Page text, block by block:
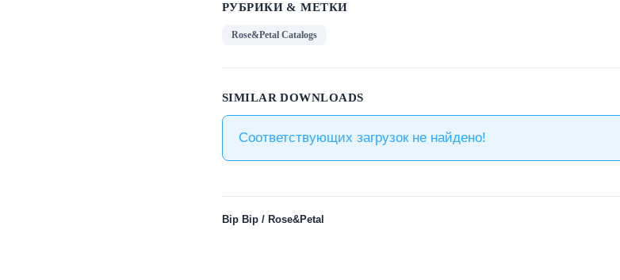
РУБРИКИ & МЕТКИ
Rose&Petal Catalogs
SIMILAR DOWNLOADS
Соответствующих загрузок не найдено!
Bip Bip / Rose&Petal